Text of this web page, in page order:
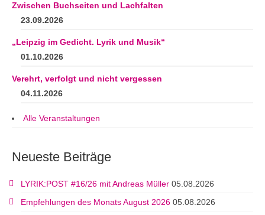
Zwischen Buchseiten und Lachfalten
23.09.2026
„Leipzig im Gedicht. Lyrik und Musik“
01.10.2026
Verehrt, verfolgt und nicht vergessen
04.11.2026
Alle Veranstaltungen
Neueste Beiträge
LYRIK:POST #16/26 mit Andreas Müller 05.08.2026
Empfehlungen des Monats August 2026 05.08.2026